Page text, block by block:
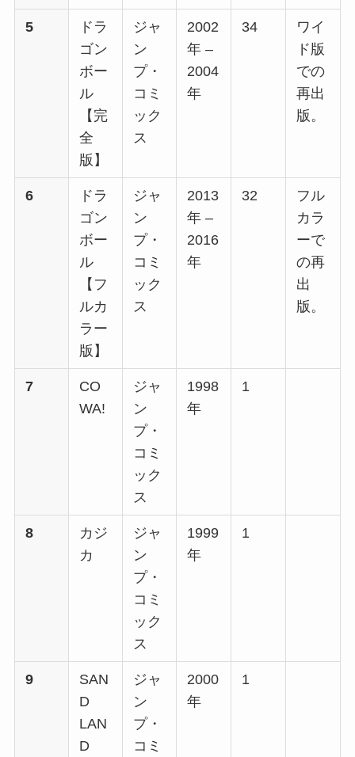
5
ドラ
ゴン
ボー
ル
【完
全
版】
ジャ
ン
プ・
コミ
ック
ス
2002
年 –
2004
年
34
ワイ
ド版
での
再出
版。
6
ドラ
ゴン
ボー
ル
【フ
ルカ
ラー
版】
ジャ
ン
プ・
コミ
ック
ス
2013
年 –
2016
年
32
フル
カラ
ーで
の再
出
版。
7
CO
WA!
ジャ
ン
プ・
コミ
ック
ス
1998
年
1
8
カジ
カ
ジャ
ン
プ・
コミ
ック
ス
1999
年
1
9
SAN
D
LAN
D
ジャ
ン
プ・
コミ
2000
年
1